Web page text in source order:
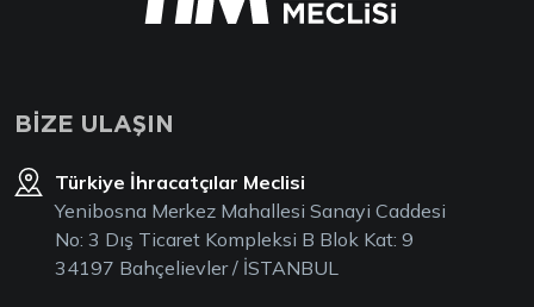
BİZE ULAŞIN
Türkiye İhracatçılar Meclisi
Yenibosna Merkez Mahallesi Sanayi Caddesi
No: 3 Dış Ticaret Kompleksi B Blok Kat: 9
34197 Bahçelievler / İSTANBUL